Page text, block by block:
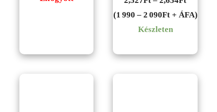
2,527Ft
(1 990 – 2 090Ft + ÁFA)
Készleten